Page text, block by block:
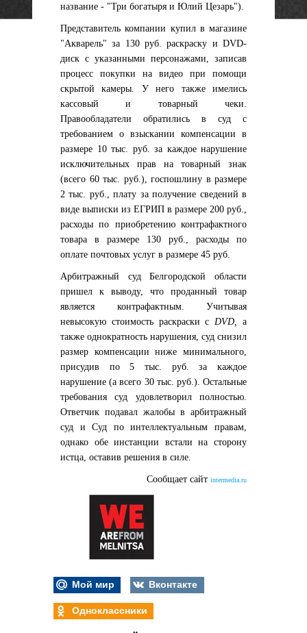
название - "Три богатыря и Юлий Цезарь").
Представитель компании купил в магазине
"Акварель" за 130 руб. раскраску и DVD-
диск с указанными персонажами, записав
процесс покупки на видео при помощи
скрытой камеры. У него также имелись
кассовый и товарный чеки.
Правообладатели обратились в суд с
требованием о взыскании компенсации в
размере 10 тыс. руб. за каждое нарушение
исключительных прав на товарный знак
(всего 60 тыс. руб.), госпошлину в размере
2 тыс. руб., плату за получение сведений в
виде выписки из ЕГРИП в размере 200 руб.,
расходы по приобретению контрафактного
товара в размере 130 руб., расходы по
оплате почтовых услуг в размере 45 руб.
Арбитражный суд Белгородской области
пришел к выводу, что проданный товар
является контрафактным. Учитывая
невысокую стоимость раскраски с DVD,
а
также однократность нарушения, суд снизил
размер компенсации ниже минимального,
присудив по 5 тыс. руб. за каждое
нарушение (а всего 30 тыс. руб.). Остальные
требования суд удовлетворил полностью.
Ответчик подавал жалобы в арбитражный
суд и Суд по интеллектуальным правам,
однако обе инстанции встали на сторону
истца, оставив решения в силе.
Сообщает сайт intermedia.ru
Мой мир
Вконтакте
Одноклассники